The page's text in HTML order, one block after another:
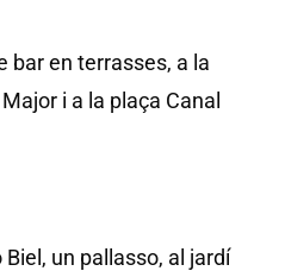
bar en terrasses, a la
i a la plaça Canal
un pallasso, al jardí